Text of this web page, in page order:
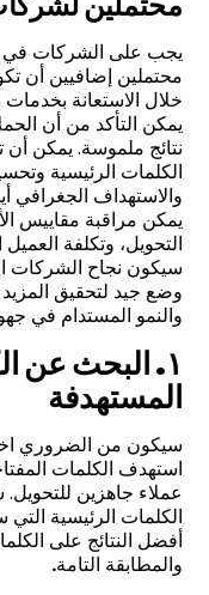
يجب على الشركات في
محتملين إضافيين أن
خلال الاستعانة بخدمات
يمكن التأكد من أن
نتائج ملموسة. يمكن
الكلمات الرئيسية
والاستهداف الجغرافي
يمكن مراقبة مقاييس
التحويل، وتكلفة
سيكون نجاح الشركات
وضع جيد لتحقيق
والنمو المستدام في
١. البحث عن
المستهدفة
سيكون من الضروري
استهدف الكلمات
عملاء جاهزين
الكلمات الرئيسية
أفضل النتائج على
والمطابقة التامة.